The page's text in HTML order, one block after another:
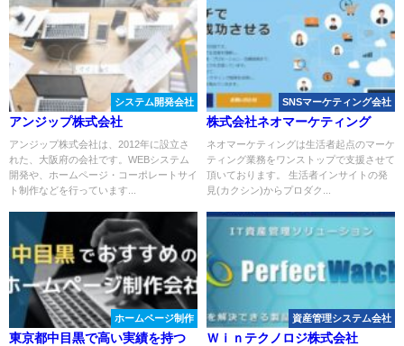
システム開発会社
アンジップ株式会社
アンジップ株式会社は、2012年に設立さ
れた、大阪府の会社です。WEBシステム
開発や、ホームページ・コーポレートサイ
ト制作などを行っています...
SNSマーケティング会社
株式会社ネオマーケティング
ネオマーケティングは生活者起点のマーケ
ティング業務をワンストップで支援させて
頂いております。 生活者インサイトの発
見(カクシン)からプロダク...
ホームページ制作
東京都中目黒で高い実績を持つ
資産管理システム会社
Ｗｉｎテクノロジ株式会社